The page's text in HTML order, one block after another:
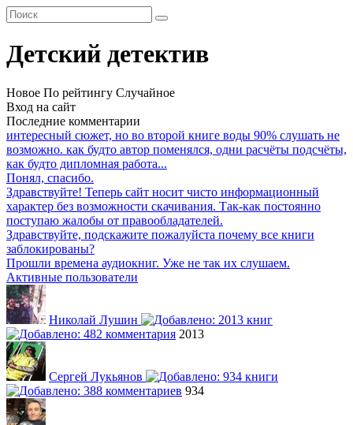
Детский детектив
Новое По рейтингу Случайное
Вход на сайт
Последние комментарии
интересный сюжет, но во второй книге воды 90% слушать не
возможно. как будто автор поменялся, одни расчёты подсчёты,
как будто дипломная работа...
Понял, спасибо.
Здравствуйте! Теперь сайт носит чисто информационный
характер без возможности скачивания. Так-как постоянно
поступаю жалобы от правообладателей.
Здравствуйте, подскажите пожалуйста почему все книги
заблокированы?
Прошли времена аудиокниг. Уже не так их слушаем.
Активные пользователи
Николай Лушин
2013
Сергей Лукьянов
934